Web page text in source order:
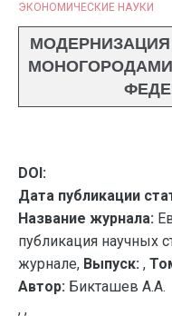
ЭКОНОМИЧЕСКИЕ НАУКИ
DOI:
Дата публикации
Название журнала:
публикация научных
журнале, Выпуск: ,
Автор: Бикташев А.А.
, ,